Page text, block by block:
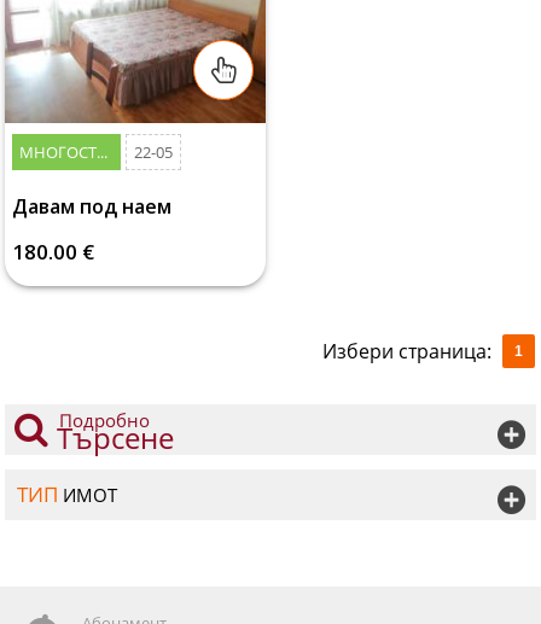
МНОГОСТАЕН 22-05
Давам под наем
самостоятелна стая за
момиче
180.00 €
1
Избери страница:
Подробно
Търсене
ТИП ИМОТ